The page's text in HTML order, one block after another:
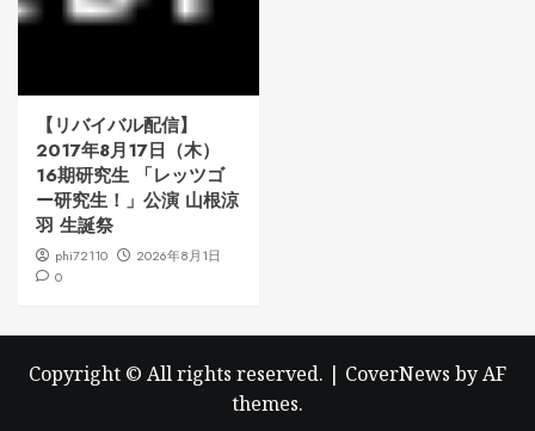
【リバイバル配信】
2017年8月17日（木）
16期研究生 「レッツゴ
ー研究生！」公演 山根涼
羽 生誕祭
phi72110
2026年8月1日
0
Copyright © All rights reserved. | CoverNews by AF
themes.